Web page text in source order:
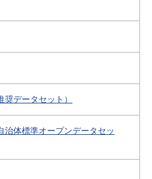
データセット）
治体標準オープンデータセッ